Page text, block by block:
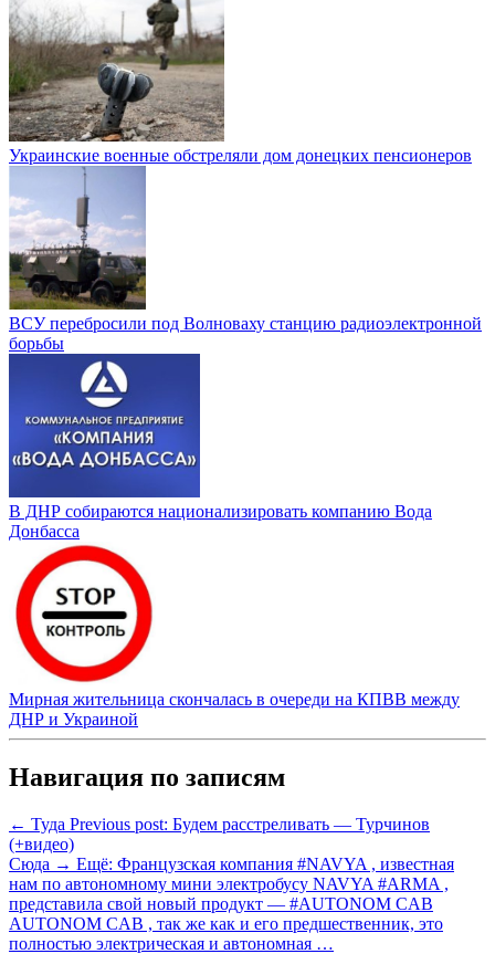
Украинские военные обстреляли дом донецких пенсионеров
ВСУ перебросили под Волноваху станцию радиоэлектронной
борьбы
В ДНР собираются национализировать компанию Вода
Донбасса
Мирная жительница скончалась в очереди на КПВВ между
ДНР и Украиной
Навигация по записям
← Туда Previous post: Будем расстреливать — Турчинов
(+видео)
Сюда → Ещё: Французская компания #NAVYA , известная
нам по автономному мини электробусу NAVYA #ARMA ,
представила свой новый продукт — #AUTONOM CAB
AUTONOM CAB , так же как и его предшественник, это
полностью электрическая и автономная …